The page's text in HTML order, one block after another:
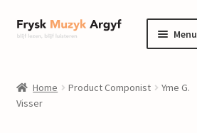
Ga
door
navigatie
Ga
naar
inhoud
Menu
informatie
Home Product Componist
Yme G.
Visser